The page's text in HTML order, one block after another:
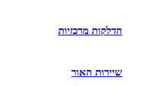
הדלקות מרכזיות
שיירות האור